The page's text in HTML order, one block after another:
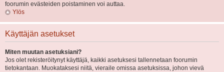
foorumin evästeiden poistaminen voi auttaa.
Ylös
Käyttäjän asetukset
Miten muutan asetuksiani?
Jos olet rekisteröitynyt käyttäjä, kaikki asetuksesi tallennetaan foorumin
tietokantaan. Muokataksesi niitä, vieraile omissa asetuksissa, johon vievä